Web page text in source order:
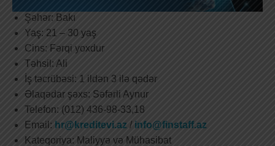
Şəhər: Bakı
Yaş: 21 – 30 yaş
Cins: Fərqi yoxdur
Təhsil: Ali
İş təcrübəsi: 1 ildən 3 ilə qədər
Əlaqədar şəxs: Səfərli Aynur
Telefon: (012) 436-98-33,18
Email: hr@kreditevi.az / info@finstaff.az
Kateqoriya: Maliyyə və Mühasibat